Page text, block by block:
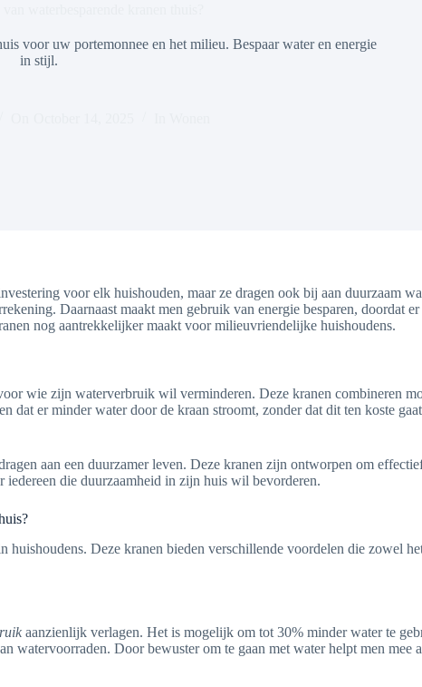
voor uw portemonnee en het milieu. Bespaar water en energie
in stijl.
voor elk huishouden, maar ze dragen ook bij aan duurzaam
Daarnaast maakt men gebruik van energie besparen,
nog aantrekkelijker maakt voor milieuvriendelijke huishoudens.
wie zijn waterverbruik wil verminderen. Deze kranen combineren
dat er minder water door de kraan stroomt, zonder dat dit ten koste
aan een duurzamer leven. Deze kranen zijn ontworpen om
iedereen die duurzaamheid in zijn huis wil bevorderen.
huishoudens. Deze kranen bieden verschillende voordelen die zowel
aanzienlijk verlagen. Het is mogelijk om tot 30% minder water te
watervoorraden. Door bewuster om te gaan met water helpt men mee